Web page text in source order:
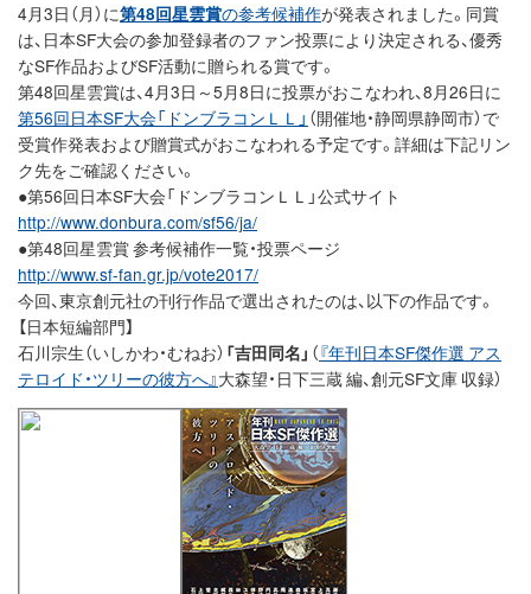
4月3日（月）に第48回星雲賞の参考候補作が発表されました。同賞
は、日本SF大会の参加登録者のファン投票により決定される、優秀
なSF作品およびSF活動に贈られる賞です。
第48回星雲賞は、4月3日～5月8日に投票がおこなわれ、8月26日に
第56回日本SF大会「ドンブラコンＬＬ」 （開催地・静岡県静岡市）で
受賞作発表および贈賞式がおこなわれる予定です。詳細は下記リン
ク先をご確認ください。
●第56回日本SF大会「ドンブラコンＬＬ」公式サイト
http://www.donbura.com/sf56/ja/
●第48回星雲賞 参考候補作一覧・投票ページ
http://www.sf-fan.gr.jp/vote2017/
今回、東京創元社の刊行作品で選出されたのは、以下の作品です。
【日本短編部門】
石川宗生（いしかわ・むねお） 「吉田同名」 （『年刊日本SF傑作選 アス
テロイド・ツリーの彼方へ』大森望・日下三蔵 編、創元SF文庫 収録）